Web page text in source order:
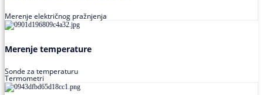
Merenje električnog pražnjenja
Merenje temperature
Sonde za temperaturu
Termometri